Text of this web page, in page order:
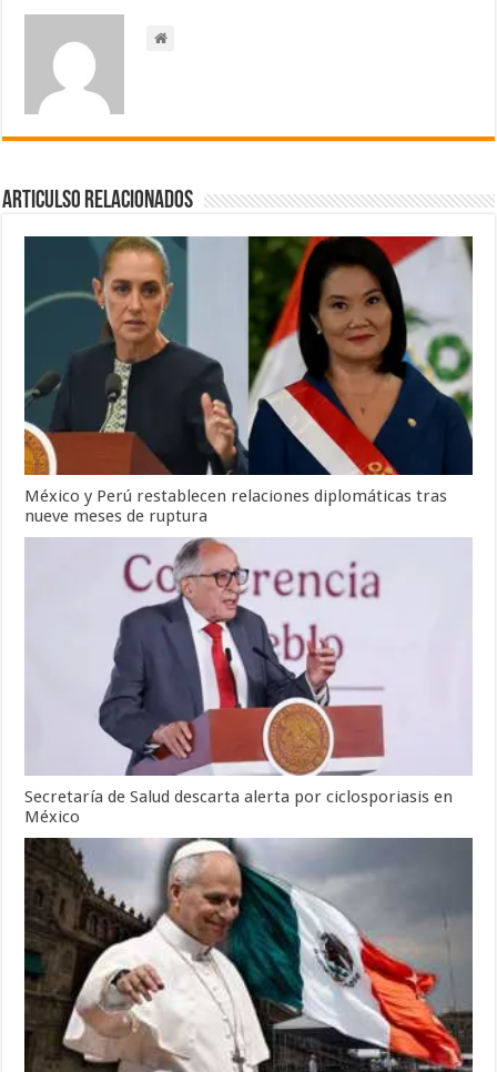
Articulso Relacionados
México y Perú restablecen relaciones diplomáticas tras
nueve meses de ruptura
Secretaría de Salud descarta alerta por ciclosporiasis en
México